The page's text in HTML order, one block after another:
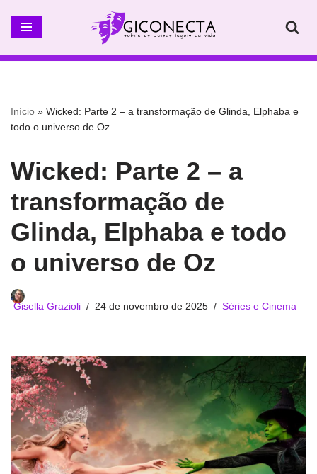
Pular
para
Início » Wicked: Parte 2 – a transformação de Glinda, Elphaba e
todo o universo de Oz
Wicked: Parte 2 – a
transformação de
Glinda, Elphaba e todo
o universo de Oz
Gisella Grazioli 24 de novembro de 2025 Séries e Cinema